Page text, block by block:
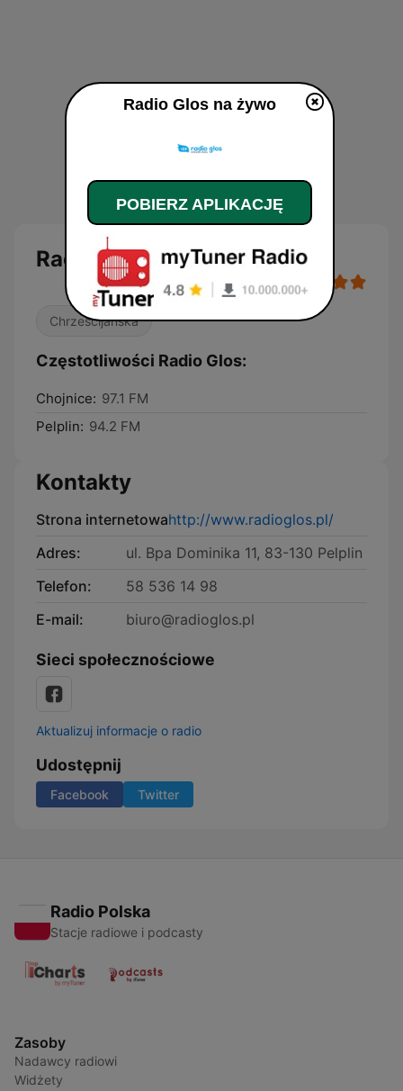
Radio Glos
Chrześcijańska
Częstotliwości Radio Glos:
Chojnice: 97.1 FM
Pelplin: 94.2 FM
Kontakty
Strona internetowahttp://www.radioglos.pl/
Adres:
ul. Bpa Dominika 11, 83-130 Pelplin
Telefon:
58 536 14 98
E-mail:
biuro@radioglos.pl
Sieci społecznościowe
Aktualizuj informacje o radio
Udostępnij
Facebook Twitter
Radio Polska
Stacje radiowe i podcasty
Zasoby
Nadawcy radiowi
Widżety
Radio Glos na żywo
POBIERZ APLIKACJĘ